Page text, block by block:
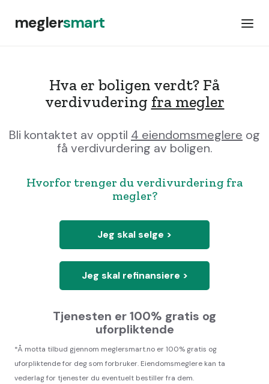
meglersmart
Hva er boligen verdt? Få
verdivudering fra megler
Bli kontaktet av opptil 4 eiendomsmeglere og
få verdivurdering av boligen.
Hvorfor trenger du verdivurdering fra
megler?
Jeg skal selge >
Jeg skal refinansiere >
Tjenesten er 100% gratis og
uforpliktende
*Å motta tilbud gjennom meglersmart.no er 100% gratis og
uforpliktende for deg som forbruker. Eiendomsmeglere kan ta
vederlag for tjenester du eventuelt bestiller fra dem.